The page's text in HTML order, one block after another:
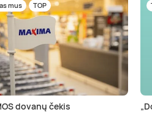
mus TOP
dovanų čekis